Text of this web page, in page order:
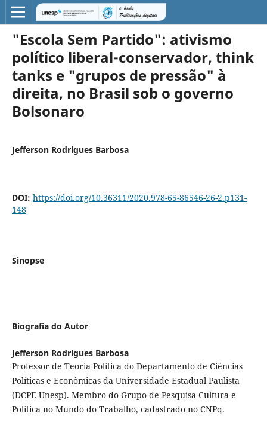
"Escola Sem Partido": ativismo
político liberal-conservador, think
tanks e "grupos de pressão" à
direita, no Brasil sob o governo
Bolsonaro
Jefferson Rodrigues Barbosa
DOI: https://doi.org/10.36311/2020.978-65-86546-26-2.p131-
148
Sinopse
Biografia do Autor
Jefferson Rodrigues Barbosa
Professor de Teoria Política do Departamento de Ciências
Políticas e Econômicas da Universidade Estadual Paulista
(DCPE-Unesp). Membro do Grupo de Pesquisa Cultura e
Política no Mundo do Trabalho, cadastrado no CNPq.